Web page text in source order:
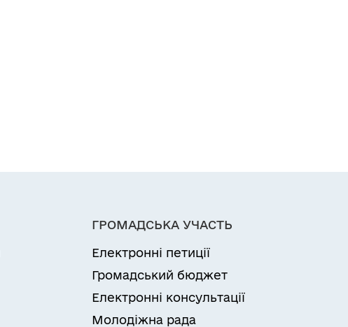
ГРОМАДСЬКА УЧАСТЬ
Електронні петиції
Громадський бюджет
Електронні консультації
Молодіжна рада